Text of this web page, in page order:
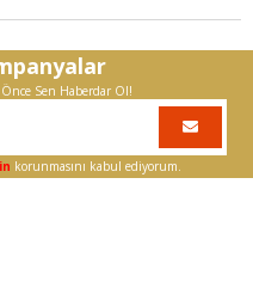
Sen Haberdar Ol!
korunmasını kabul ediyorum.